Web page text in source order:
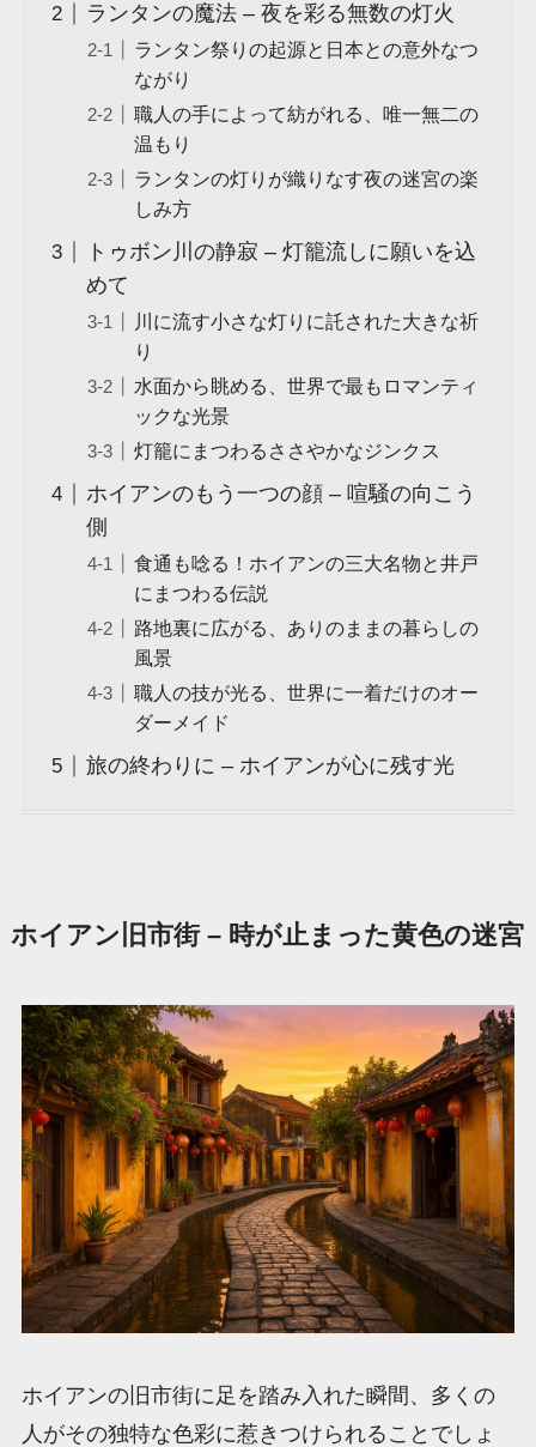
ランタンの魔法 – 夜を彩る無数の灯火
ランタン祭りの起源と日本との意外なつ
ながり
職人の手によって紡がれる、唯一無二の
温もり
ランタンの灯りが織りなす夜の迷宮の楽
しみ方
トゥボン川の静寂 – 灯籠流しに願いを込
めて
川に流す小さな灯りに託された大きな祈
り
水面から眺める、世界で最もロマンティ
ックな光景
灯籠にまつわるささやかなジンクス
ホイアンのもう一つの顔 – 喧騒の向こう
側
食通も唸る！ホイアンの三大名物と井戸
にまつわる伝説
路地裏に広がる、ありのままの暮らしの
風景
職人の技が光る、世界に一着だけのオー
ダーメイド
旅の終わりに – ホイアンが心に残す光
ホイアン旧市街 – 時が止まった黄色の迷宮
ホイアンの旧市街に足を踏み入れた瞬間、多くの
人がその独特な色彩に惹きつけられることでしょ